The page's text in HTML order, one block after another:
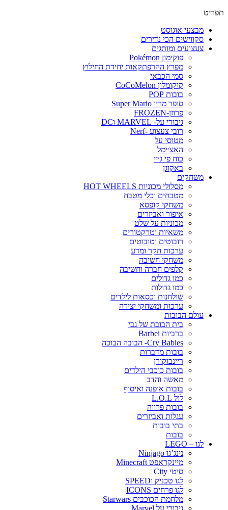
מבצעי אוגוסט
סקווישים הכי נדירים
צעצועים ומותגים
פוקימון Pokémon
מפרץ ההרפתקאות יחידת החילוץ
סמי הכבאי
קוקומלון CoCoMelon
בובות POP
סופר מריו Super Mario
פרוזן-FROZEN
גיבורי על- MARVEL וDC
רובי צעצוע -Nerf
מטוסי על
האצ׳ימל
כוח פי ג׳יי
באקוגן
משחקים
מסלולי מכוניות HOT WHEELS
מטבחים וכלי מטבח
משחקי קופסא
איפור ואביזרים
מכוניות על שלט
משאיות וטרקטורים
רובוטים וטובוטים
ערכות חקר ומדע
משחקי חשיבה
קלפים חברה וחשיבה
כמו גדולים
כמו גדולות
שולחנות וכסאות לילדים
ערכות ומשחקי יצירה
עולם הבובות
בית הבובת של גבי
ברביות Barbei
Cry Babies- הבובה הבוכה
בובות מדברות
ריינבוקורן
בובות כוכבי הילדים
מאשה והדב
בובות אופנה ואיסוף
לול L.O.L
בובות פרווה
עגלות ואביזרים
בתי בובות
בובות
לגו – LEGO
נינג’גו Ninjago
מיינקראפט Minecraft
סיטי City
לגו טכניק וSPEED
לגו פרחים ICONS
מלחמת הכוכבים Starwars
גיבורי על Marvel